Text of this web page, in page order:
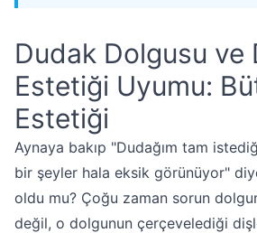
Dudak Dolgusu ve
Estetiği Uyumu:
Estetiği
Aynaya bakıp "Dudağım tam
bir şeyler hala eksik görünüyor"
oldu mu? Çoğu zaman sorun
değil, o dolgunun çerçevelediği